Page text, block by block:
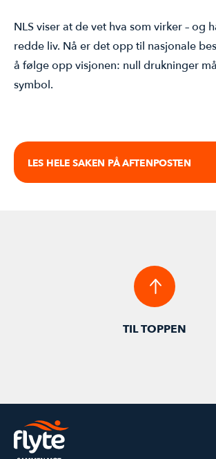
NLS viser at de vet hva som virker – og
redde liv. Nå er det opp til nasjonale
å følge opp visjonen: null drukninger
symbol.
LES HELE SAKEN PÅ AFTENPOSTEN
TIL TOPPEN